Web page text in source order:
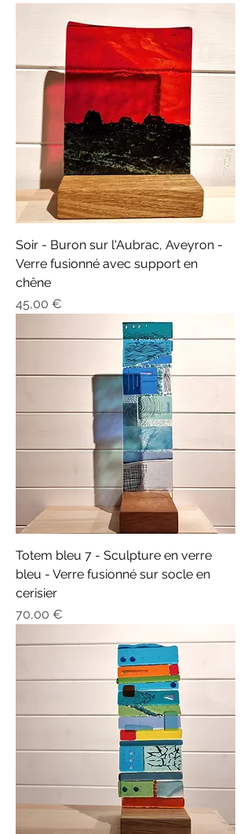
Soir - Buron sur l'Aubrac, Aveyron -
Verre fusionné avec support en
chêne
Prix
45,00 €
Totem bleu 7 - Sculpture en verre
bleu - Verre fusionné sur socle en
cerisier
Prix
70,00 €